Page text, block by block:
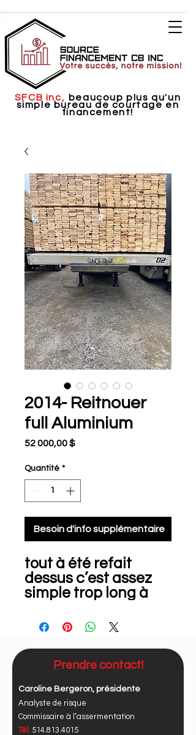
SFCB inc, beaucoup plus qu'un
simple bureau de courtage en
financement!
2014- Reitnouer
full Aluminium
52 000,00 $Prix
Quantité *
Besoin d'info supplémentaire
tout à été refait
dessus c’est assez
simple trop long à
CONTACTEZ:
Danny Dontigny
819.660.4124
Prendre contact!
Caroline Bergeron, présidente
Analyste de risque
Commissaire à l’assermentation
Tél: 514.813.4015